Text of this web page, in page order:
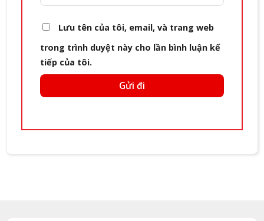
Lưu tên của tôi, email, và trang web
trong trình duyệt này cho lần bình luận kế
tiếp của tôi.